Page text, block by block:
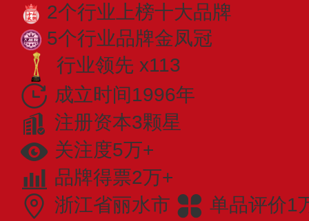
2个行业上榜十大品牌
5个行业品牌金凤冠
行业领先 x113
成立时间1996年
注册资本3颗星
关注度5万+
品牌得票2万+
浙江省丽水市
单品评价1